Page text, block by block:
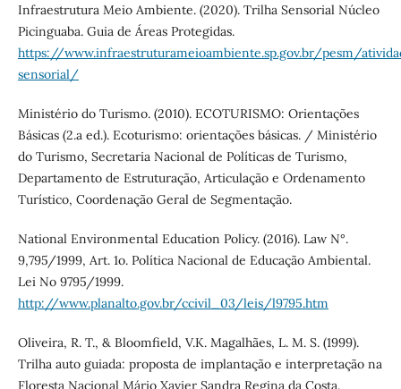
Infraestrutura Meio Ambiente. (2020). Trilha Sensorial Núcleo
Picinguaba. Guia de Áreas Protegidas.
https://www.infraestruturameioambiente.sp.gov.br/pesm/
sensorial/
Ministério do Turismo. (2010). ECOTURISMO: Orientações
Básicas (2.a ed.). Ecoturismo: orientações básicas. / Ministério
do Turismo, Secretaria Nacional de Políticas de Turismo,
Departamento de Estruturação, Articulação e Ordenamento
Turístico, Coordenação Geral de Segmentação.
National Environmental Education Policy. (2016). Law N°.
9,795/1999, Art. 1o. Política Nacional de Educação Ambiental.
Lei No 9795/1999.
http://www.planalto.gov.br/ccivil_03/leis/l9795.htm
Oliveira, R. T., & Bloomfield, V.K. Magalhães, L. M. S. (1999).
Trilha auto guiada: proposta de implantação e interpretação na
Floresta Nacional Mário Xavier Sandra Regina da Costa.